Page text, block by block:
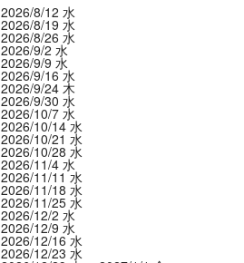
2026/8/12 水
2026/8/19 水
2026/8/26 水
2026/9/2 水
2026/9/9 水
2026/9/16 水
2026/9/24 木
2026/9/30 水
2026/10/7 水
2026/10/14 水
2026/10/21 水
2026/10/28 水
2026/11/4 水
2026/11/11 水
2026/11/18 水
2026/11/25 水
2026/12/2 水
2026/12/9 水
2026/12/16 水
2026/12/23 水